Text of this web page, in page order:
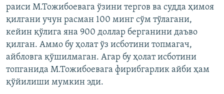
раиси М.Тожибоевага ўзини тергов ва судда ҳимоя
қилгани учун расман 100 минг сўм тўлагани,
кейин қўлига яна 900 доллар берганини даъво
қилган. Аммо бу ҳолат ўз исботини топмагач,
айбловга қўшилмаган. Агар бу ҳолат исботини
топганида М.Тожибоевага фирибгарлик айби ҳам
қўйилиши мумкин эди.